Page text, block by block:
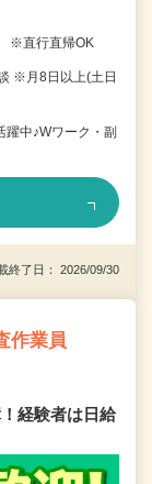
※直行直帰OK
※月8日以上(土日
中♪Wワーク・副
了日： 2026/09/30
作業員
経験者は日給